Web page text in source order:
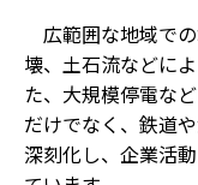
広範囲な地域で
壊、土石流などに
た、大規模停電な
だけでなく、鉄道
深刻化し、企業活